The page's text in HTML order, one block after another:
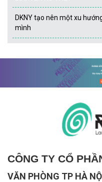
DKNY tạo nên một xu
mình
CÔNG TY CỔ
VĂN PHÒNG TP HÀ